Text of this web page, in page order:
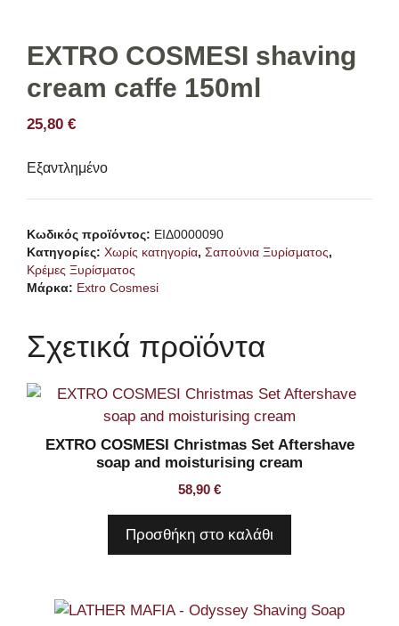
EXTRO COSMESI shaving
cream caffe 150ml
25,80 €
Εξαντλημένο
Κωδικός προϊόντος: ΕΙΔ0000090
Κατηγορίες: Χωρίς κατηγορία, Σαπούνια Ξυρίσματος,
Κρέμες Ξυρίσματος
Μάρκα: Extro Cosmesi
Σχετικά προϊόντα
EXTRO COSMESI Christmas Set Aftershave
soap and moisturising cream
58,90 €
Προσθήκη στο καλάθι